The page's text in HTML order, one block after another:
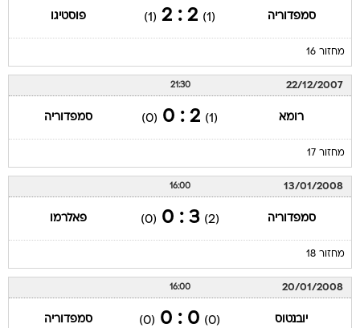
סמפדוריה (1)
2 : 2
(1) פוסטיגו
מחזור 16
22/12/2007
21:30
רומא (1)
2 : 0
(0) סמפדוריה
מחזור 17
13/01/2008
16:00
סמפדוריה (2)
3 : 0
(0) פאלרמו
מחזור 18
20/01/2008
16:00
יובנטוס (0)
0 : 0
(0) סמפדוריה